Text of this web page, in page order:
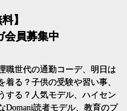
】
会員募集中
職世代の通勤コーデ、明日は
着る？子供の受験や習い事、
する？人気モデル、ハイセン
Domani読者モデル、教育のプ